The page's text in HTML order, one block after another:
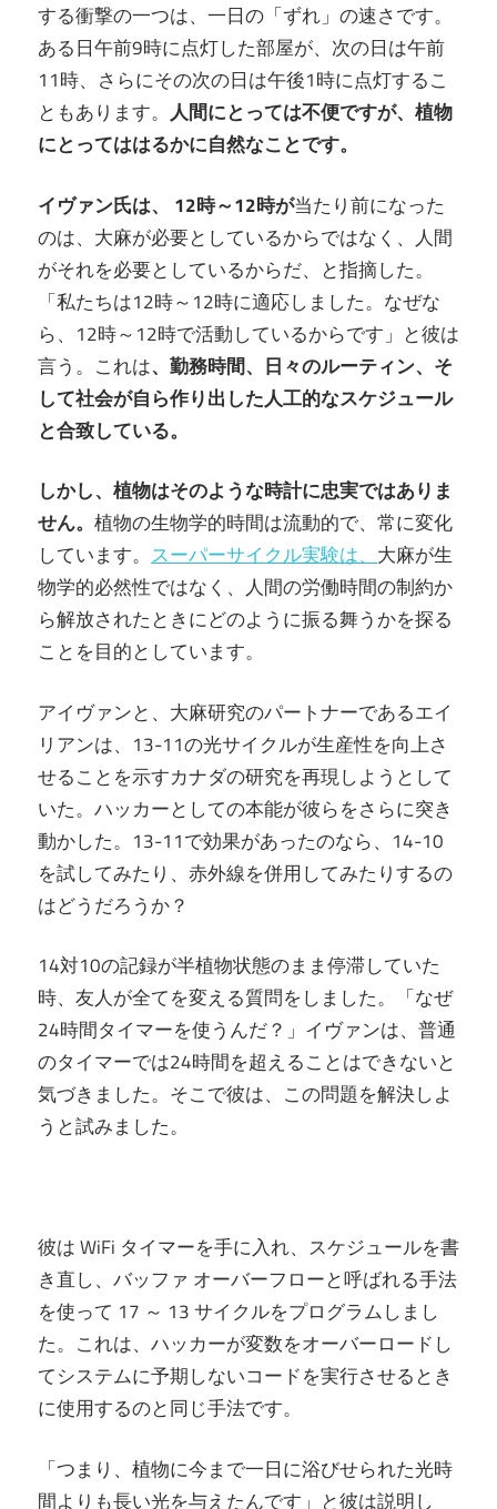
する衝撃の一つは、一日の「ずれ」の速さです。
ある日午前9時に点灯した部屋が、次の日は午前
11時、さらにその次の日は午後1時に点灯するこ
ともあります。 人間にとっては不便ですが、植物
にとってははるかに自然なことです。
イヴァン氏は、 12時～12時が当たり前になった
のは、大麻が必要としているからではなく、人間
がそれを必要としているからだ、と指摘した。
「私たちは12時～12時に適応しました。なぜな
ら、12時～12時で活動しているからです」と彼は
言う。これは、勤務時間、日々のルーティン、そ
して社会が自ら作り出した人工的なスケジュール
と合致している。
しかし、植物はそのような時計に忠実ではありま
せん。 植物の生物学的時間は流動的で、常に変化
しています。 スーパーサイクル実験は、大麻が生
物学的必然性ではなく、人間の労働時間の制約か
ら解放されたときにどのように振る舞うかを探る
ことを目的としています。
アイヴァンと、大麻研究のパートナーであるエイ
リアンは、13-11の光サイクルが生産性を向上さ
せることを示すカナダの研究を再現しようとして
いた。ハッカーとしての本能が彼らをさらに突き
動かした。13-11で効果があったのなら、14-10
を試してみたり、赤外線を併用してみたりするの
はどうだろうか？
14対10の記録が半植物状態のまま停滞していた
時、友人が全てを変える質問をしました。「なぜ
24時間タイマーを使うんだ？」イヴァンは、普通
のタイマーでは24時間を超えることはできないと
気づきました。そこで彼は、この問題を解決しよ
うと試みました。
彼は WiFi タイマーを手に入れ、スケジュールを書
き直し、バッファ オーバーフローと呼ばれる手法
を使って 17 ～ 13 サイクルをプログラムしまし
た。これは、ハッカーが変数をオーバーロードし
てシステムに予期しないコードを実行させるとき
に使用するのと同じ手法です。
「つまり、植物に今まで一日に浴びせられた光時
間よりも長い光を与えたんです」と彼は説明し